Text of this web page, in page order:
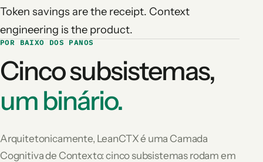
Token savings are the receipt. Context
engineering is the product.
POR BAIXO DOS PANOS
Cinco subsistemas,
um binário.
Arquitetonicamente, LeanCTX é uma Camada
Cognitiva de Contexto: cinco subsistemas rodam em